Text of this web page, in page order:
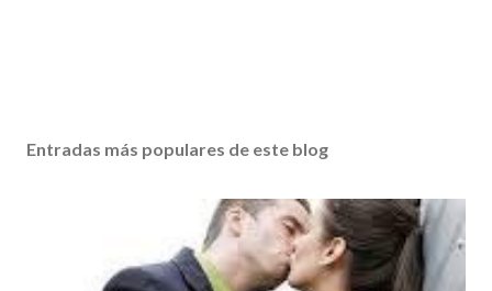
Entradas más populares de este blog